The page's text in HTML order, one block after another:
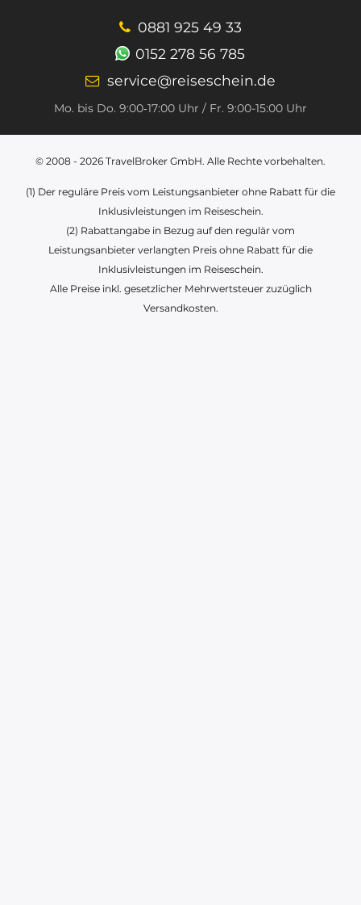
0881 925 49 33
0152 278 56 785
service@reiseschein.de
Mo. bis Do. 9:00‑17:00 Uhr / Fr. 9:00-15:00 Uhr
© 2008 - 2026 TravelBroker GmbH. Alle Rechte vorbehalten.
(1) Der reguläre Preis vom Leistungsanbieter ohne Rabatt für die
Inklusivleistungen im Reiseschein.
(2) Rabattangabe in Bezug auf den regulär vom
Leistungsanbieter verlangten Preis ohne Rabatt für die
Inklusivleistungen im Reiseschein.
Alle Preise inkl. gesetzlicher Mehrwertsteuer zuzüglich
Versandkosten.